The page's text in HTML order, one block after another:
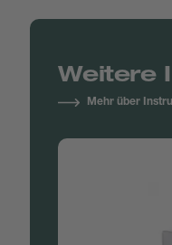
Weitere
Mehr über